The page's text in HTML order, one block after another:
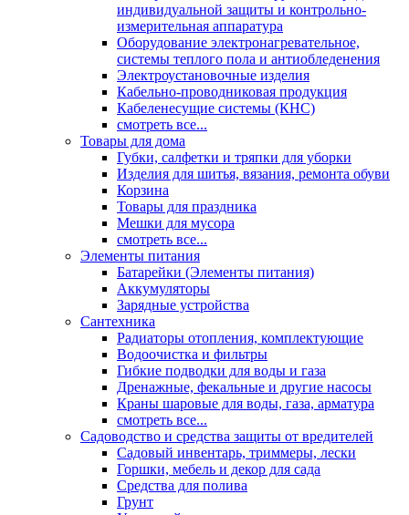
индивидуальной защиты и контрольно-
измерительная аппаратура
Оборудование электронагревательное,
системы теплого пола и антиобледенения
Электроустановочные изделия
Кабельно-проводниковая продукция
Кабеленесущие системы (КНС)
смотреть все...
Товары для дома
Губки, салфетки и тряпки для уборки
Изделия для шитья, вязания, ремонта обуви
Корзина
Товары для праздника
Мешки для мусора
смотреть все...
Элементы питания
Батарейки (Элементы питания)
Аккумуляторы
Зарядные устройства
Сантехника
Радиаторы отопления, комплектующие
Водоочистка и фильтры
Гибкие подводки для воды и газа
Дренажные, фекальные и другие насосы
Краны шаровые для воды, газа, арматура
смотреть все...
Садоводство и средства защиты от вредителей
Садовый инвентарь, триммеры, лески
Горшки, мебель и декор для сада
Средства для полива
Грунт